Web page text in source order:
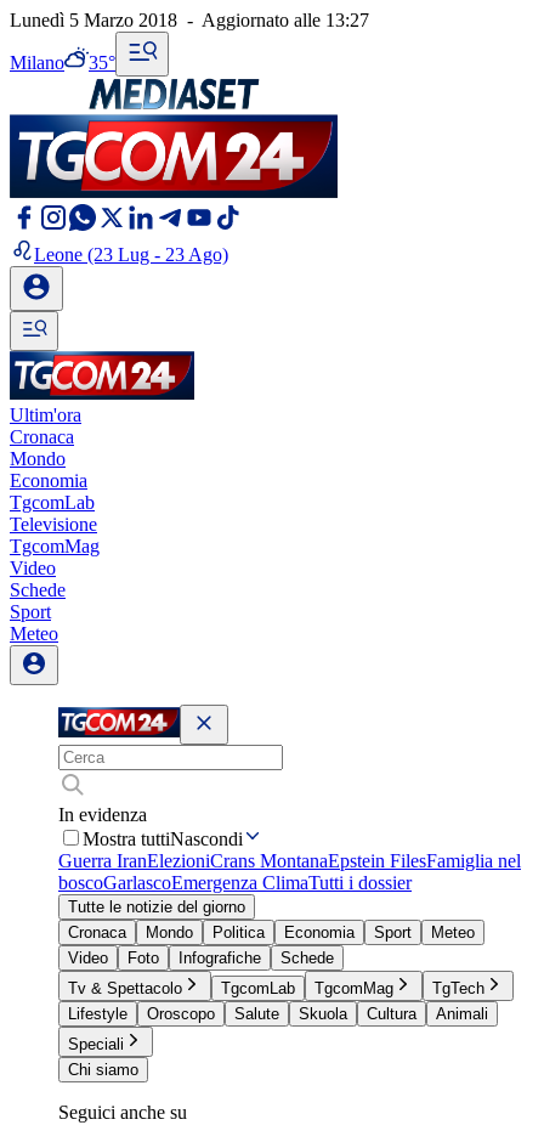
Lunedì 5 Marzo 2018 - Aggiornato alle 13:27
Milano 35°
Leone (23 Lug - 23 Ago)
Ultim'ora
Cronaca
Mondo
Economia
TgcomLab
Televisione
TgcomMag
Video
Schede
Sport
Meteo
In evidenza
Mostra tuttiNascondi
Guerra IranElezioniCrans MontanaEpstein FilesFamiglia nel
boscoGarlascoEmergenza ClimaTutti i dossier
Tutte le notizie del giorno
Cronaca
Mondo Politica Economia Sport
Meteo
Video
Foto Infografiche
Schede
Tv & Spettacolo
TgcomLab TgcomMag
TgTech
Lifestyle
Oroscopo Salute Skuola Cultura
Animali
Speciali
Chi siamo
Seguici anche su